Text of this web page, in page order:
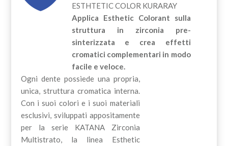
ESTHTETIC COLOR KURARAY
Applica Esthetic Colorant sulla
struttura in zirconia pre-
sinterizzata e crea effetti
cromatici complementari in modo
facile e veloce.
Ogni dente possiede una propria,
unica, struttura cromatica interna.
Con i suoi colori e i suoi materiali
esclusivi, sviluppati appositamente
per la serie KATANA Zirconia
Multistrato, la linea Esthetic